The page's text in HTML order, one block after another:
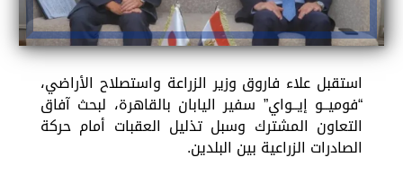
استقبل علاء فاروق وزير الزراعة واستصلاح الأراضي،
“فوميــو إيــواي” سفير اليابان بالقاهرة، لبحث آفاق
التعاون المشترك وسبل تذليل العقبات أمام حركة
الصادرات الزراعية بين البلدين.